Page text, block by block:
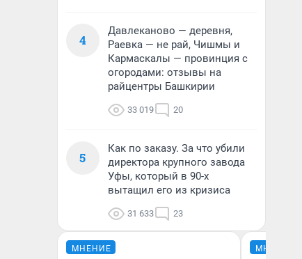
4
Давлеканово — деревня,
Раевка — не рай, Чишмы и
Кармаскалы — провинция с
огородами: отзывы на
райцентры Башкирии
33 019 20
5
Как по заказу. За что убили
директора крупного завода
Уфы, который в 90-х
вытащил его из кризиса
31 633 23
МНЕНИЕ МНЕНИЕ